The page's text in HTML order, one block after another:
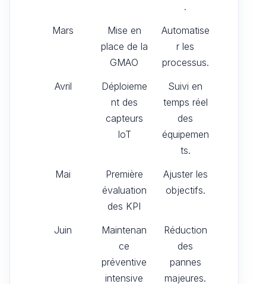
.
Mars
Mise en
place de la
GMAO
Automatise
r les
processus.
Avril
Déploieme
nt des
capteurs
IoT
Suivi en
temps réel
des
équipemen
ts.
Mai
Première
évaluation
des KPI
Ajuster les
objectifs.
Juin
Maintenan
ce
préventive
intensive
Réduction
des
pannes
majeures.